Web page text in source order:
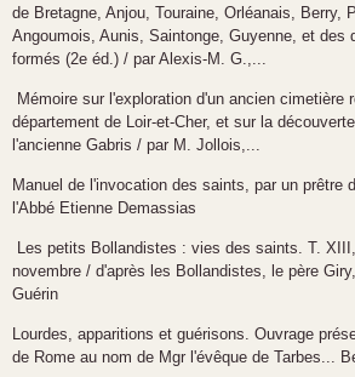
de Bretagne, Anjou, Touraine, Orléanais, Berry,
Angoumois, Aunis, Saintonge, Guyenne, et des
formés (2e éd.) / par Alexis-M. G.,...
Mémoire sur l'exploration d'un ancien cimetière
département de Loir-et-Cher, et sur la
l'ancienne Gabris / par M. Jollois,...
Manuel de l'invocation des saints, par un prêtre
l'Abbé Etienne Demassias
Les petits Bollandistes : vies des saints. T.
novembre / d'après les Bollandistes, le père
Guérin
Lourdes, apparitions et guérisons. Ouvrage
de Rome au nom de Mgr l'évêque de Tarbes...